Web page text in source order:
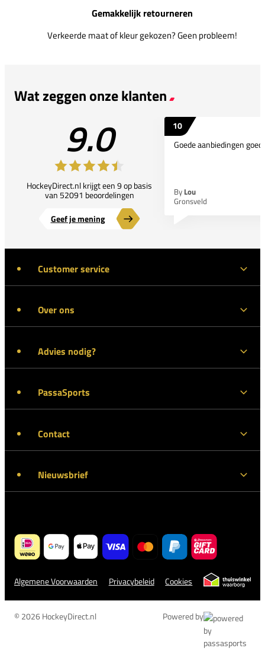
Gemakkelijk retourneren
Verkeerde maat of kleur gekozen? Geen probleem!
Wat zeggen onze klanten
9.0
HockeyDirect.nl krijgt een 9 op basis
van 52091 beoordelingen
Geef je mening
10
Goede aanbiedingen
By Lou
Gronsveld
Customer service
Over ons
Advies nodig?
PassaSports
Contact
Nieuwsbrief
Algemene Voorwaarden Privacybeleid Cookies
© 2026 HockeyDirect.nl Powered by